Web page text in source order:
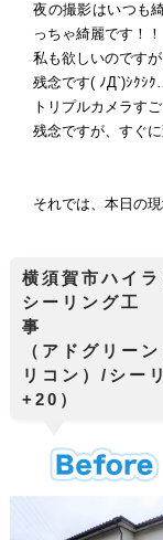
夜の撮影はいつも
っちゃ綺麗です！！
私も欲しいのです
残念です( ﾉД`)ｼｸｼ
トリプルカメラす
残念ですが、すぐ
それでは、本日の
横須賀市ハイ
シーリング工
事
（アドグリー
リコン）/シー
+20）